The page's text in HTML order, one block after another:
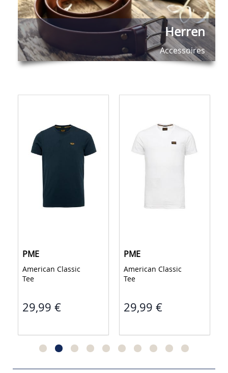
Herren
Accessoires
PME
American Classic
Tee
29,99 €
PME
FAR WEST BELT
39,95 €